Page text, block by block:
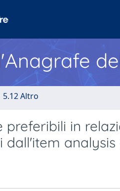
5.12 Altro
preferibili in
analysis